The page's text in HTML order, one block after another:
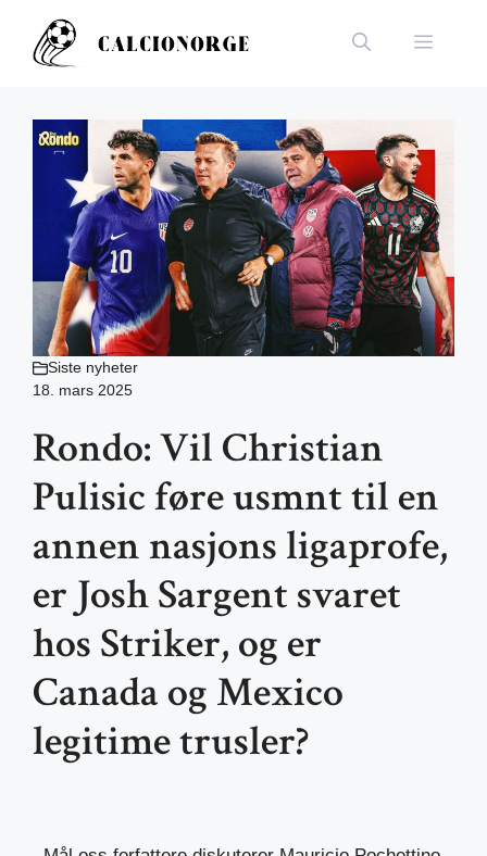
innhold
Meny
Siste nyheter
18. mars 2025
Rondo: Vil Christian
Pulisic føre usmnt til en
annen nasjons ligaprofe,
er Josh Sargent svaret
hos Striker, og er
Canada og Mexico
legitime trusler?